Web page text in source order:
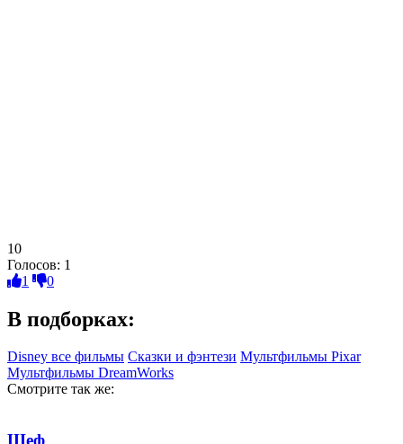
10
Голосов: 1
1
0
В подборках:
Disney все фильмы Сказки и фэнтези Мультфильмы Pixar
Мультфильмы DreamWorks
Смотрите так же:
Шеф